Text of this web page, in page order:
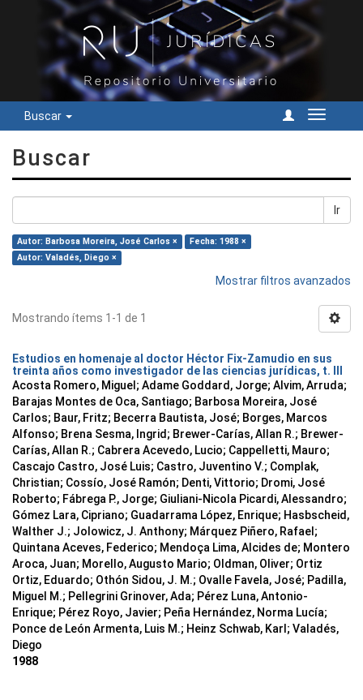
Buscar
Cambiar
Buscar
Ir
Autor: Barbosa Moreira, José Carlos ×
Fecha: 1988 ×
Autor: Valadés, Diego ×
Mostrar filtros avanzados
Mostrando ítems 1-1 de 1
Estudios en homenaje al doctor Héctor Fix-Zamudio en sus
treinta años como investigador de las ciencias jurídicas, t. III
Acosta Romero, Miguel; Adame Goddard, Jorge; Alvim, Arruda;
Barajas Montes de Oca, Santiago; Barbosa Moreira, José
Carlos; Baur, Fritz; Becerra Bautista, José; Borges, Marcos
Alfonso; Brena Sesma, Ingrid; Brewer-Carías, Allan R.; Brewer-
Carías, Allan R.; Cabrera Acevedo, Lucio; Cappelletti, Mauro;
Cascajo Castro, José Luis; Castro, Juventino V.; Complak,
Christian; Cossío, José Ramón; Denti, Vittorio; Dromi, José
Roberto; Fábrega P., Jorge; Giuliani-Nicola Picardi, Alessandro;
Gómez Lara, Cipriano; Guadarrama López, Enrique; Hasbscheid,
Walther J.; Jolowicz, J. Anthony; Márquez Piñero, Rafael;
Quintana Aceves, Federico; Mendoça Lima, Alcides de; Montero
Aroca, Juan; Morello, Augusto Mario; Oldman, Oliver; Ortiz
Ortiz, Eduardo; Othón Sidou, J. M.; Ovalle Favela, José; Padilla,
Miguel M.; Pellegrini Grinover, Ada; Pérez Luna, Antonio-
Enrique; Pérez Royo, Javier; Peña Hernández, Norma Lucía;
Ponce de León Armenta, Luis M.; Heinz Schwab, Karl; Valadés,
Diego
1988